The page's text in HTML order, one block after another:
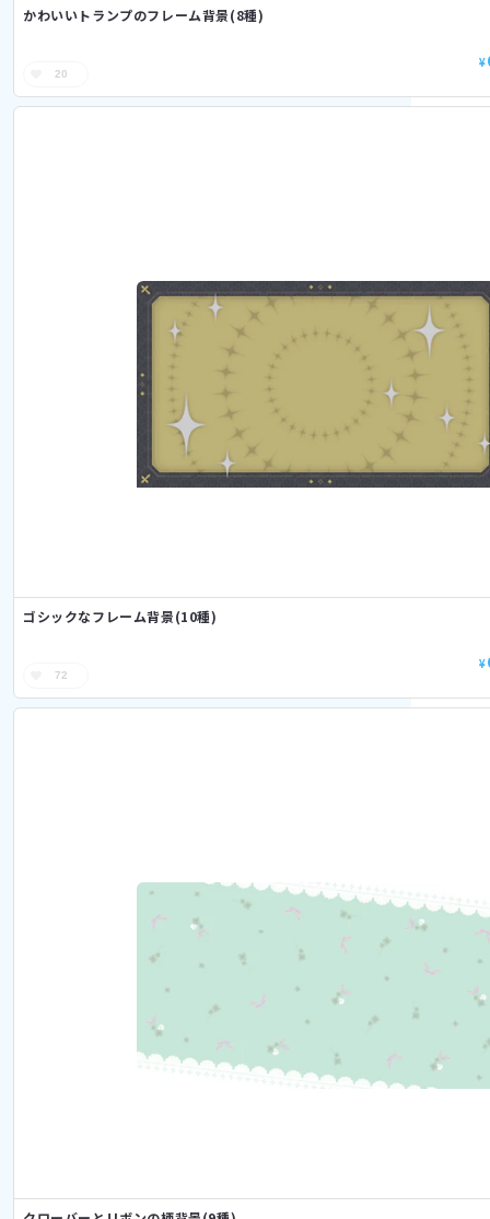
かわいいトランプのフレーム背景(8種)
20
¥
ゴシックなフレーム背景(10種)
72
¥